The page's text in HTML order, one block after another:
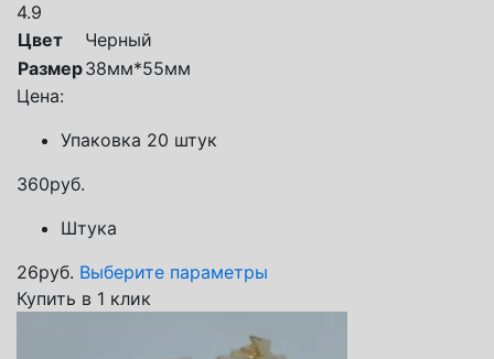
4.9
Цвет
Черный
Размер38мм*55мм
Цена:
Упаковка 20 штук
360руб.
Штука
26руб. Выберите параметры
Купить в 1 клик